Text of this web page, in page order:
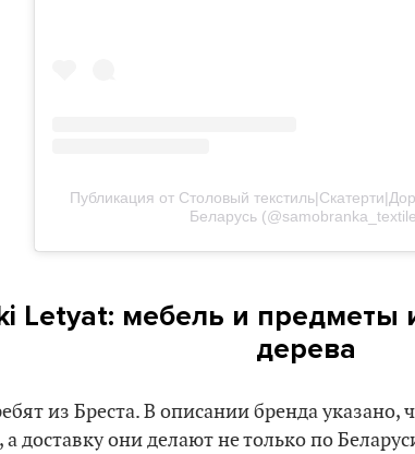
Публикация от Столовый
Беларусь
Letyat: мебель и предметы
дерева
из Бреста. В описании бренда указано,
доставку они делают не только по